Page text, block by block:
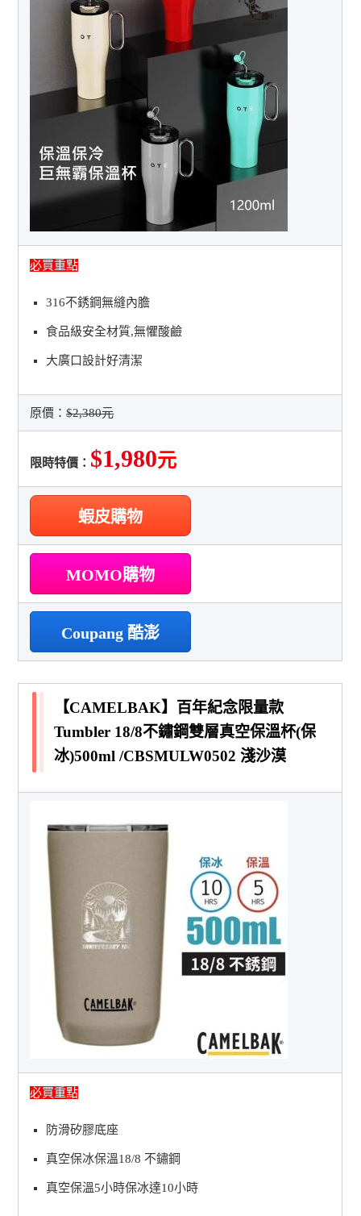
必買重點
316不銹鋼無縫內膽
食品級安全材質,無懼酸鹼
大廣口設計好清潔
原價：$2,380元
限時特價： $1,980元
蝦皮購物
MOMO購物
Coupang 酷澎
【CAMELBAK】百年紀念限量款
Tumbler 18/8不鏽鋼雙層真空保溫杯(保
冰)500ml /CBSMULW0502 淺沙漠
必買重點
防滑矽膠底座
真空保冰保溫18/8 不鏽鋼
真空保溫5小時保冰達10小時